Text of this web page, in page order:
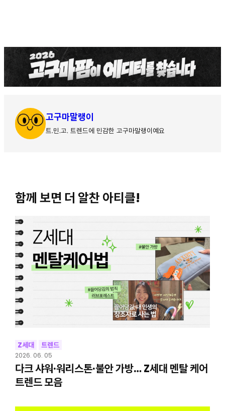
고구마말랭이
트.민.고. 트렌드에 민감한 고구마말랭이예요
함께 보면 더 알찬 아티클!
Z세대 트렌드
2026. 06. 05
다크 샤워·워리스톤·불안 가방… Z세대 멘탈 케어
트렌드 모음